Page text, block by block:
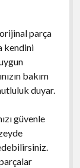
parça
kendini
bakım
duyar.
güvenle